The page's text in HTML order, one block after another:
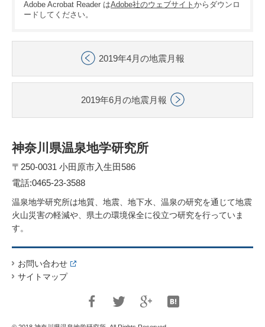
Adobe Acrobat Reader はAdobe社のウェブサイト からダウンロ
ードしてください。
2019年4月の地震月報
2019年6月の地震月報
神奈川県温泉地学研究所
〒250-0031 小田原市入生田586
電話:0465-23-3588
温泉地学研究所は地質、地震、地下水、温泉の研究を通じて地震
火山災害の軽減や、県土の環境保全に役立つ研究を行っていま
す。
お問い合わせ
サイトマップ